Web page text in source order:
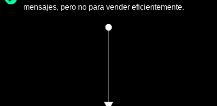
mensajes, pero no para vender eficientemente.